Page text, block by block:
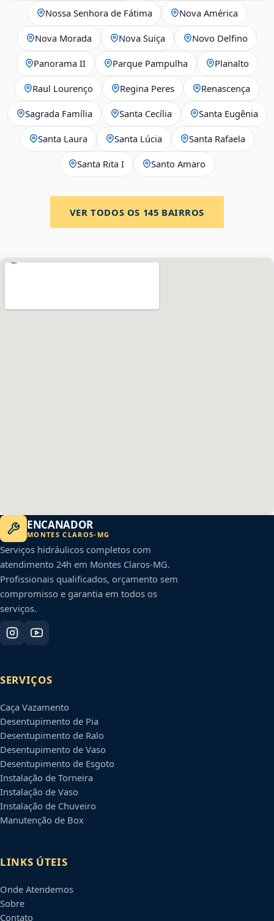
Nossa Senhora de Fátima Nova América
Nova Morada Nova Suiça Novo Delfino
Panorama II Parque Pampulha Planalto
Raul Lourenço Regina Peres Renascença
Sagrada Família Santa Cecília Santa Eugênia
Santa Laura Santa Lúcia Santa Rafaela
Santa Rita I Santo Amaro
VER TODOS OS 145 BAIRROS
ENCANADOR
MONTES CLAROS- MG
Serviços hidráulicos completos com
atendimento 24h em Montes Claros-MG.
Profissionais qualificados, orçamento sem
compromisso e garantia em todos os
serviços.
SERVIÇOS
Caça Vazamento
Desentupimento de Pia
Desentupimento de Ralo
Desentupimento de Vaso
Desentupimento de Esgoto
Instalação de Torneira
Instalação de Vaso
Instalação de Chuveiro
Manutenção de Box
LINKS ÚTEIS
Onde Atendemos
Sobre
Contato